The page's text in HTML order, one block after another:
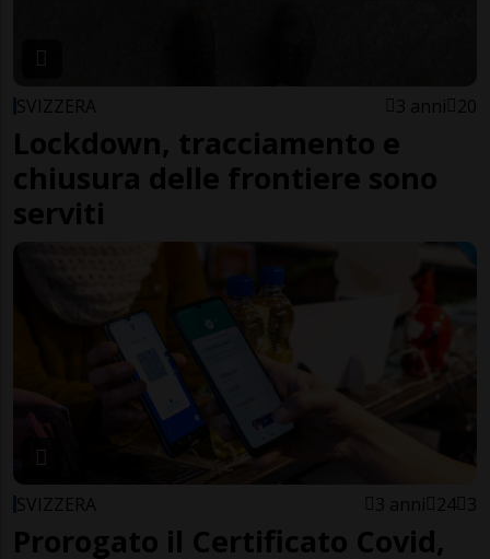
SVIZZERA 3 anni 20
Lockdown, tracciamento e
chiusura delle frontiere sono
serviti
SVIZZERA 3 anni 24 3
Prorogato il Certificato Covid,